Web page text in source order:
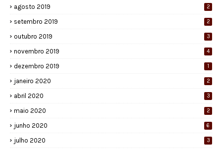
agosto 2019 2
setembro 2019 2
outubro 2019 3
novembro 2019 4
dezembro 2019 1
janeiro 2020 2
abril 2020 3
maio 2020 2
junho 2020 6
julho 2020 3